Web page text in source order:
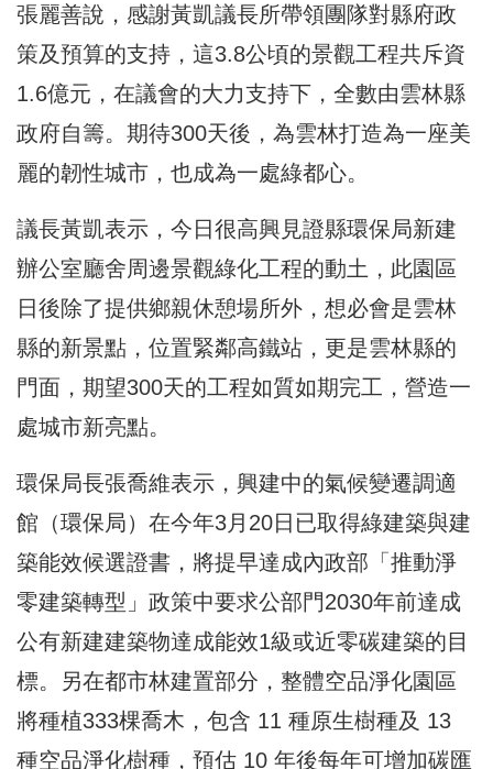
張麗善說，感謝黃凱議長所帶領團隊對縣府政
策及預算的支持，這3.8公頃的景觀工程共斥資
1.6億元，在議會的大力支持下，全數由雲林縣
政府自籌。期待300天後，為雲林打造為一座美
麗的韌性城市，也成為一處綠都心。
議長黃凱表示，今日很高興見證縣環保局新建
辦公室廳舍周邊景觀綠化工程的動土，此園區
日後除了提供鄉親休憩場所外，想必會是雲林
縣的新景點，位置緊鄰高鐵站，更是雲林縣的
門面，期望300天的工程如質如期完工，營造一
處城市新亮點。
環保局長張喬維表示，興建中的氣候變遷調適
館（環保局）在今年3月20日已取得綠建築與建
築能效候選證書，將提早達成內政部「推動淨
零建築轉型」政策中要求公部門2030年前達成
公有新建建築物達成能效1級或近零碳建築的目
標。另在都市林建置部分，整體空品淨化園區
將種植333棵喬木，包含 11 種原生樹種及 13
種空品淨化樹種，預估 10 年後每年可增加碳匯